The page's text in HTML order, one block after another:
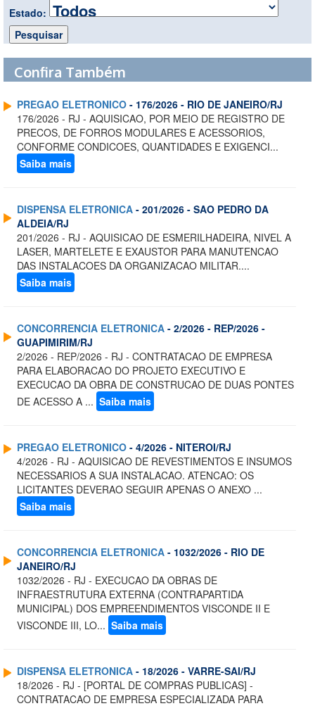
Estado:
Confira Também
PREGAO ELETRONICO - 176/2026 - RIO DE JANEIRO/RJ
176/2026 - RJ - AQUISICAO, POR MEIO DE REGISTRO DE
PRECOS, DE FORROS MODULARES E ACESSORIOS,
CONFORME CONDICOES, QUANTIDADES E EXIGENCI...
Saiba mais
DISPENSA ELETRONICA - 201/2026 - SAO PEDRO DA
ALDEIA/RJ
201/2026 - RJ - AQUISICAO DE ESMERILHADEIRA, NIVEL A
LASER, MARTELETE E EXAUSTOR PARA MANUTENCAO
DAS INSTALACOES DA ORGANIZACAO MILITAR....
Saiba mais
CONCORRENCIA ELETRONICA - 2/2026 - REP/2026 -
GUAPIMIRIM/RJ
2/2026 - REP/2026 - RJ - CONTRATACAO DE EMPRESA
PARA ELABORACAO DO PROJETO EXECUTIVO E
EXECUCAO DA OBRA DE CONSTRUCAO DE DUAS PONTES
DE ACESSO A ... Saiba mais
PREGAO ELETRONICO - 4/2026 - NITEROI/RJ
4/2026 - RJ - AQUISICAO DE REVESTIMENTOS E INSUMOS
NECESSARIOS A SUA INSTALACAO. ATENCAO: OS
LICITANTES DEVERAO SEGUIR APENAS O ANEXO ...
Saiba mais
CONCORRENCIA ELETRONICA - 1032/2026 - RIO DE
JANEIRO/RJ
1032/2026 - RJ - EXECUCAO DA OBRAS DE
INFRAESTRUTURA EXTERNA (CONTRAPARTIDA
MUNICIPAL) DOS EMPREENDIMENTOS VISCONDE II E
VISCONDE III, LO... Saiba mais
DISPENSA ELETRONICA - 18/2026 - VARRE-SAI/RJ
18/2026 - RJ - [PORTAL DE COMPRAS PUBLICAS] -
CONTRATACAO DE EMPRESA ESPECIALIZADA PARA